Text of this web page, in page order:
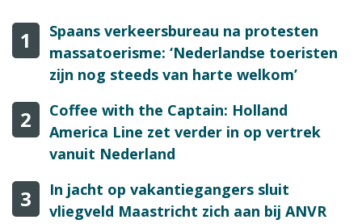
1
Spaans verkeersbureau na protesten
massatoerisme: ‘Nederlandse toeristen
zijn nog steeds van harte welkom’
2
Coffee with the Captain: Holland
America Line zet verder in op vertrek
vanuit Nederland
3
In jacht op vakantiegangers sluit
vliegveld Maastricht zich aan bij ANVR